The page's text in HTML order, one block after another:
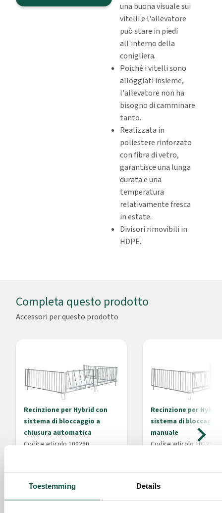
Toestemming Details
una buona visuale sui
vitelli e l'allevatore
può stare in piedi
all'interno della
conigliera.
Poiché i vitelli sono
alloggiati insieme,
l'allevatore non ha
bisogno di camminare
tanto.
Realizzata in
poliestere rinforzato
con fibra di vetro,
garantisce una lunga
durata e una
temperatura
relativamente fresca
in estate.
Divisori rimovibili in
HDPE.
Completa questo prodotto
Accessori per questo prodotto
Recinzione per Hybrid con
sistema di bloccaggio a
chiusura automatica
Codice articolo 100280
Pezzo
Recinzione per
sistema di bloccaggio
manuale
Codice articolo 100290
Pezzo